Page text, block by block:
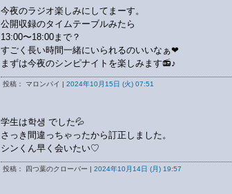
今夜のラジオ楽しみにしてまーす。
公開収録のタイムテーブルみたら
13:00〜18:00まで？
すごく長い時間一緒にいられるのいいなぁ❤
まずは今夜のシンピナイトを楽しみます📻️♪
投稿： マロンパイ | 2024年10月15日 (火) 07:51
学生は학생 でした💦
さっき間違っちゃったから訂正しました。
シンくん早く会いたい♡
投稿： 四つ葉のクローバー | 2024年10月14日 (月) 19:57